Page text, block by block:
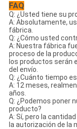
FAQ
Q: ¿Usted tiene su
A: Absolutamente,
fábrica.
Q: ¿Cómo usted
A: Nuestra fábrica fue
proceso de la
los productos serán
del envío.
Q: ¿Cuánto tiempo
A: 12 meses,
años.
Q: ¿Podemos poner
producto?
A: Sí, pero la
la autorización de la